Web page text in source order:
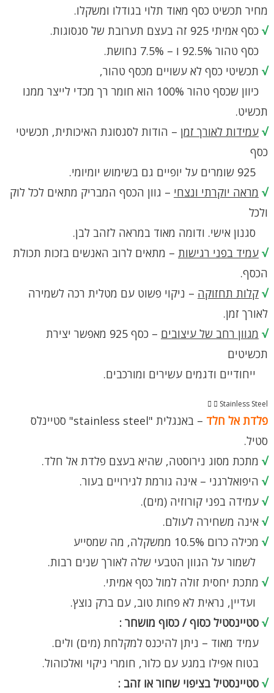
מחיר תכשיט כסף מאוד תלוי בגודלו ומשקלו.
√ כסף אמיתי 925 זה בעצם תערובת של סגסוגות.
כסף טהור 92.5% ו – 7.5% נחושת.
√ תכשיטי כסף לא עשויים מכסף טהור,
כיוון שכסף טהור 100% הוא חומר רך מכדי לייצר ממנו
תכשיט.
√ עמידות לאורך זמן – הודות לסגסוגת האיכותית, תכשיטי
כסף
√ מראה יוקרתי ונצחי – גוון הכסף המבריק מתאים לכל לוק
ולכל
סגנון אישי. ודומה מאוד במראה לזהב לבן.
√ עמיד בפני רגישות – מתאים לרוב האנשים בזכות תכולת
הכסף.
√ קלות תחזוקה – ניקוי פשוט עם מטלית רכה לשמירה
לאורך זמן.
√ מגוון רחב של עיצובים
– כסף 925 מאפשר יצירת
תכשיטים
ייחודיים ודגמים עשירים ומורכבים.
Stainless Steel
פלדת אל חלד
– באנגלית "stainless steel" סטיינלס
סטיל.
√ מתכת מסוג נירוסטה, שהיא בעצם פלדת אל חלד.
√ היפואלרגני – אינה גורמת לגירויים בעור.
√ עמידה בפני קורוזיה (מים).
√ אינה משחירה לעולם.
√ מכילה כרום 10.5% ממשקלה, מה שמסייע
לשמור על הגוון הטבעי שלה לאורך שנים רבות.
√ מתכת יחסית זולה למול כסף אמיתי.
ועדיין, נראית לא פחות טוב, עם ברק נוצץ.
√ סטיינסטיל כסוף / כסוף מושחר :
עמיד מאוד – ניתן להיכנס למקלחת (מים) ולים.
בטוח אפילו במגע עם כלור, חומרי ניקוי ואלכוהול.
√ סטיינסטיל בציפוי שחור או זהב :